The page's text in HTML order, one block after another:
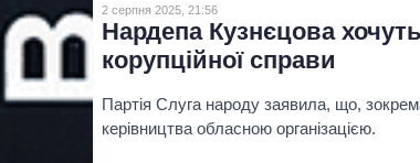
2 серпня 2025, 21:56
Нардепа Кузнєцова
корупційної справи
Партія Слуга народу заявила, що,
керівництва обласною організацією.